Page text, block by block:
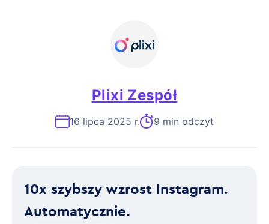
Plixi Zespół
16 lipca 2025 r. 9 min odczyt
10x szybszy wzrost Instagram.
Automatycznie.